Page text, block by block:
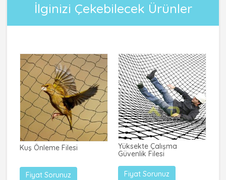
İlginizi Çekebilecek Ürünler
Kuş Önleme Filesi
Fiyat Sorunuz
Yüksekte Çalışma
Güvenlik Filesi
Fiyat Sorunuz